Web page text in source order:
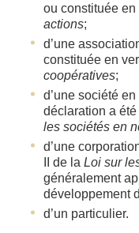
ou constituée en
actions;
d’une
constituée en
coopératives;
d’une société
déclaration a
les sociétés en
d’une
II de la Loi sur
généralement
développement
d’un particulier.